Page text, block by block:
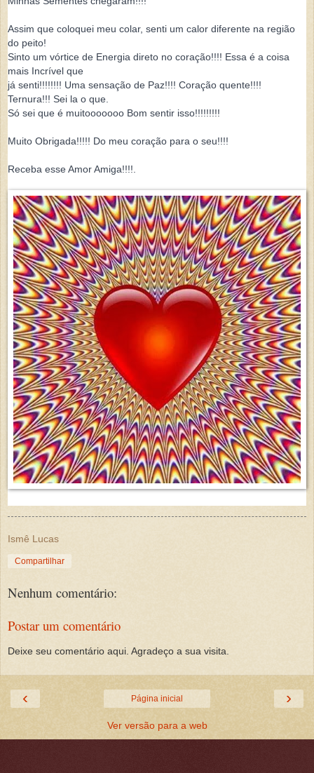
Assim que coloquei meu colar, senti um calor diferente na região
do peito!
Sinto um vórtice de Energia direto no coração!!!! Essa é a coisa
mais Incrível que
já senti!!!!!!!! Uma sensação de Paz!!!! Coração quente!!!!
Ternura!!! Sei la o que.
Só sei que é muitooooooo Bom sentir isso!!!!!!!!!
Muito Obrigada!!!!! Do meu coração para o seu!!!!
Receba esse Amor Amiga!!!!.
Ismê Lucas
Compartilhar
Nenhum comentário:
Postar um comentário
Deixe seu comentário aqui. Agradeço a sua visita.
‹ ›
Página inicial
Ver versão para a web